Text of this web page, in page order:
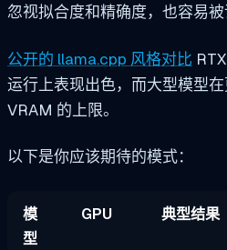
忽视拟合度和精确度，也容易被
公开的 llama.cpp 风格对比
运行上表现出色，而大型模型
VRAM 的上限。
以下是你应该期待的模式：
模
型
GPU 典型结果